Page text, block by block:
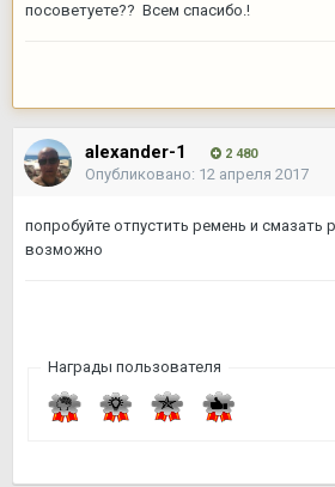
посоветуете?? Всем спасибо.!
alexander-1 2 480
Опубликовано: 12 апреля 2017
попробуйте отпустить ремень и смазать
возможно
Награды пользователя